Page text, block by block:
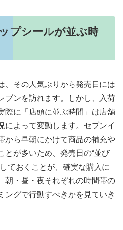
プシールが並ぶ時
、その人気ぶりから発売日には
ブンを訪れます。しかし、入荷
際に「店頭に並ぶ時間」は店舗
によって変動します。セブンイ
から早朝にかけて商品の補充や
とが多いため、発売日の“並び
ておくことが、確実な購入に
朝・昼・夜それぞれの時間帯の
ングで行動すべきかを見ていき